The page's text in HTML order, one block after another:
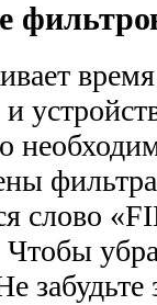
слово
забудьте